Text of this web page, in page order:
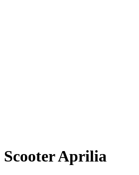
Scooter Aprilia